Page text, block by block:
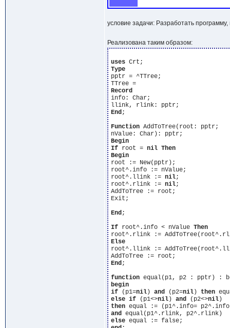
условие задачи: Разработать
Реализована таким образом:
uses
Type
pptr = ^TTree;
Record
info: Char;
End;
Function AddToTree(root: pptr;
Begin
If root = nil Then
Begin
root := New(pptr);
root^.info := nValue;
root^.llink := nil;
root^.rlink := nil;
AddToTree := root;
Exit;
End;
If root^.info < nValue Then
Else
root^.llink :=
End;
function
begin
if (p1=nil) and (p2=nil) then
else if (p1<>nil) and (p2<>nil
then equal := (p1^.info=
and
else